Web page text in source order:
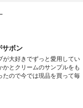
サボン
が大好きでずっと愛用してい
とクリームのサンプルをも
たので今では現品を買って毎